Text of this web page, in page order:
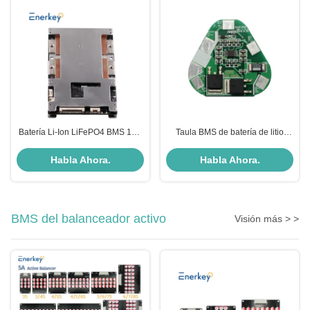
Batería Li-Ion LiFePO4 BMS 14S
RS422 RS485 CAN USART
Habla Ahora.
Taula BMS de batería de litio
arranque máxima de 60A
Habla Ahora.
BMS del balanceador activo Visión más > >